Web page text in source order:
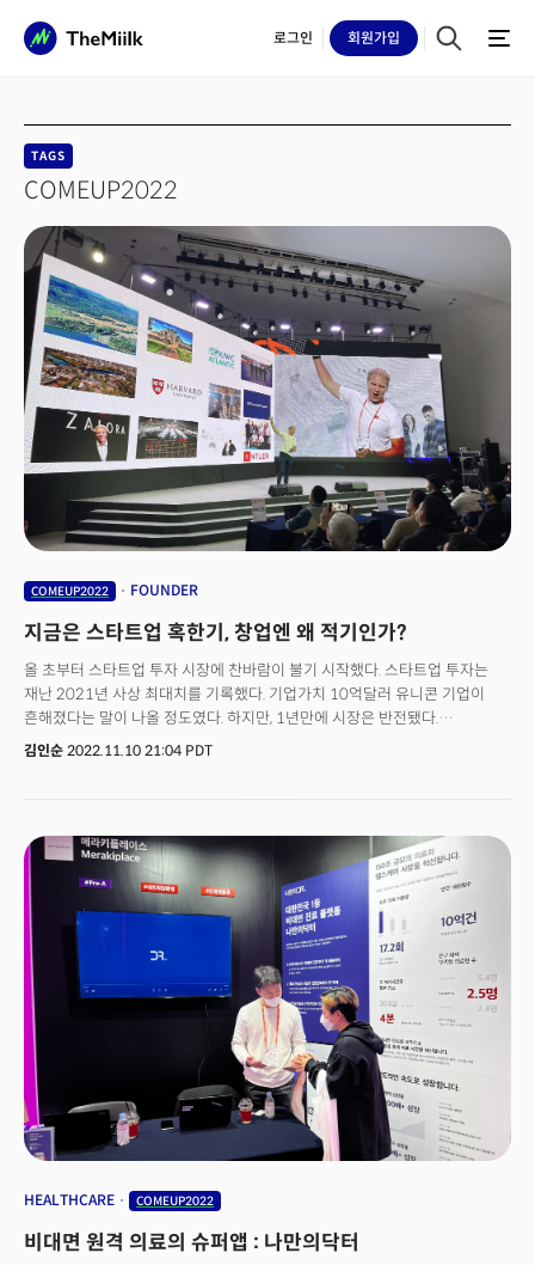
로그인 회원가입
TAGS
COMEUP2022
COMEUP2022 FOUNDER
지금은 스타트업 혹한기, 창업엔 왜 적기인가?
올 초부터 스타트업 투자 시장에 찬바람이 불기 시작했다. 스타트업 투자는
재난 2021년 사상 최대치를 기록했다. 기업가치 10억달러 유니콘 기업이
흔해졌다는 말이 나올 정도였다. 하지만, 1년만에 시장은 반전됐다.
인플레이션과 금리 인상, 지정학적 갈등 등 경제 불확실성이 커지며
차세대 기업을 발굴하고 투자하는 앤틀러의 창립자다. 그는 스웨덴 출신으로
하버드대를 졸업하고 맥킨지에서 일한 후 창업 전선에 뛰어들었다. 그는
아시아 최대 전자상거래 회사인 자로라(Zalora)를 공동 설립했다. 자로라는
글로벌패션그룹(GFG)에 인수됐다. 그는 자로라 엑싯(Exit) 후 앤틀러를
창업했다. 이 회사는 6대륙에 600개 이상 스타트업에 투자했다.
김인순 2022.11.10 21:04 PDT
HEALTHCARE COMEUP2022
비대면 원격 의료의 슈퍼앱 : 나만의닥터